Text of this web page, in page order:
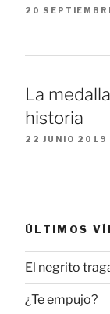
20
La
historia
22 JUNIO 2019
ÚLTIMOS
El negrito
¿Te empujo?